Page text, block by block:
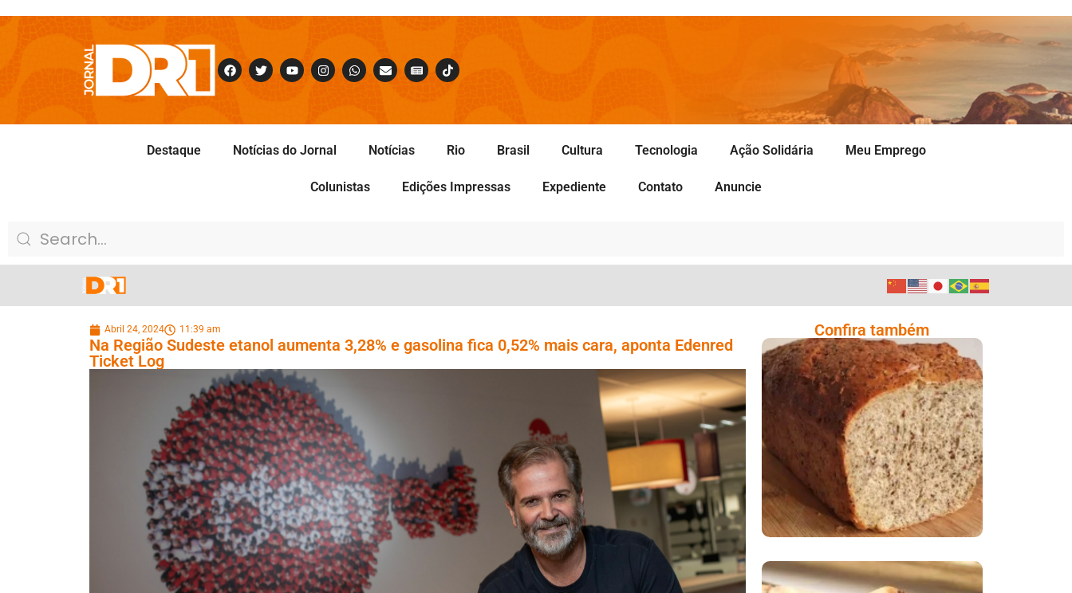
Destaque Notícias do Jornal Notícias Rio Brasil Cultura Tecnologia Ação Solidária Meu Emprego
Colunistas Edições Impressas Expediente Contato Anuncie
Abril 24, 2024 11:39 am
Na Região Sudeste etanol aumenta 3,28% e gasolina fica 0,52% mais cara, aponta Edenred
Ticket Log
Confira também
Comer Bem: Pão Low
Carb